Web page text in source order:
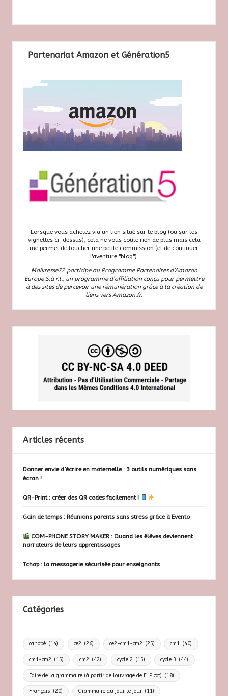
Partenariat Amazon et Génération5
Lorsque vous achetez via un lien situé sur le blog (ou sur les
vignettes ci-dessus), cela ne vous coûte rien de plus mais cela
me permet de toucher une petite commission (et de continuer
l'aventure "blog").
Maikresse72 participe au Programme Partenaires d’Amazon
Europe S.à r.l., un programme d’affiliation conçu pour permettre
à des sites de percevoir une rémunération grâce à la création de
liens vers Amazon.fr.
Articles récents
Donner envie d’écrire en maternelle : 3 outils numériques sans
écran !
QR-Print : créer des QR codes facilement !
Gain de temps : Réunions parents sans stress grâce à Evento
COM-PHONE STORY MAKER : Quand les élèves deviennent
narrateurs de leurs apprentissages
Tchap : la messagerie sécurisée pour enseignants
Catégories
canopé (14) ce2 (26) ce2-cm1-cm2 (25) cm1 (40)
cm1-cm2 (15) cm2 (42) cycle 2 (15) cycle 3 (44)
Faire de la grammaire (à partir de l'ouvrage de F. Picot) (18)
Français (20) Grammaire au jour le jour (11)